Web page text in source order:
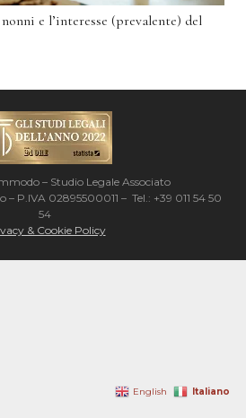
e l’interesse (prevalente) del
– Studio Legale Associato
– P.IVA 02895500011 – Tel.: +39 011 54 50
54
& Cookie Policy
English Italiano